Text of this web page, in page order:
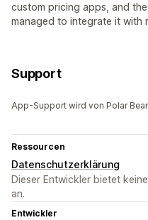
custom pricing apps, and
managed to integrate it with
Support
App-Support wird von Polar
Ressourcen
Datenschutzerklärung
Dieser Entwickler bietet
an.
Entwickler